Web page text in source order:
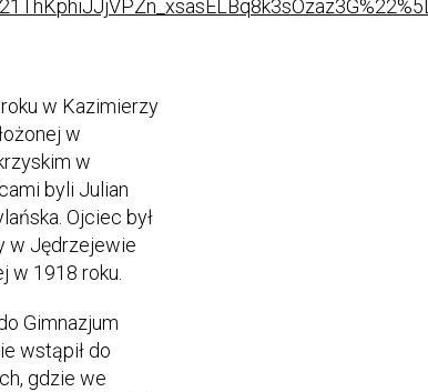
w Kazimierzy
w
w
byli Julian
Ojciec był
w Jędrzejewie
w 1918 roku.
Gimnazjum
wstąpił do
gdzie we